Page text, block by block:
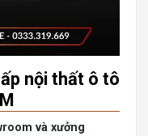
nội thất ô tô
và xưởng